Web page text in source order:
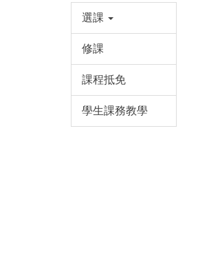
選課
修課
課程抵免
學生課務教學